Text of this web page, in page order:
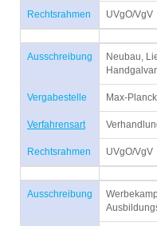
Rechtsrahmen UVgO/VgV
Ausschreibung
Neubau,
Vergabestelle Max-
Verfahrensart
Rechtsrahmen UVgO/VgV
Ausschreibung